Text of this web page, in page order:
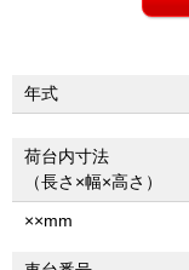
年式
荷台内寸法
（長さ×幅×高さ）
××mm